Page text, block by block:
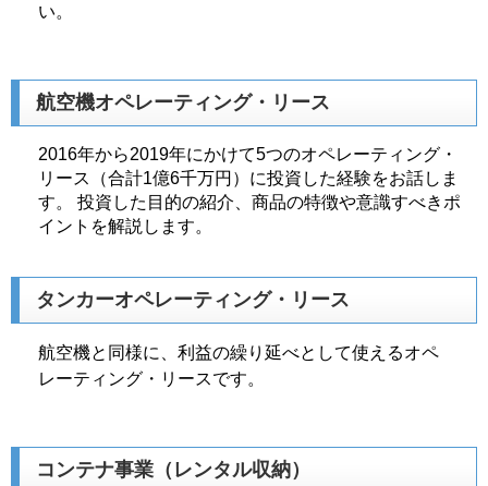
い。
航空機オペレーティング・リース
2016年から2019年にかけて5つのオペレーティング・
リース（合計1億6千万円）に投資した経験をお話しま
す。 投資した目的の紹介、商品の特徴や意識すべきポ
イントを解説します。
タンカーオペレーティング・リース
航空機と同様に、利益の繰り延べとして使えるオペ
レーティング・リースです。
コンテナ事業（レンタル収納）